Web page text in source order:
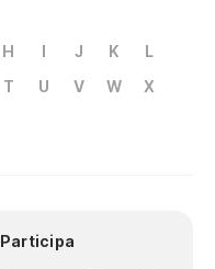
H I J K
L
T U V W
X
Participa